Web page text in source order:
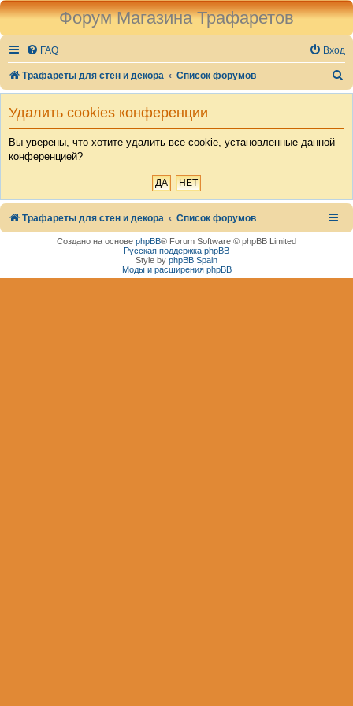
Форум Магазина Трафаретов
FAQ Вход
Трафареты для стен и декора Список форумов
о
Удалить cookies конференции
Вы уверены, что хотите удалить все cookie, установленные данной
конференцией?
Трафареты для стен и декора Список форумов
Создано на основе phpBB® Forum Software © phpBB Limited
Русская поддержка phpBB
Style by phpBB Spain
Моды и расширения phpBB